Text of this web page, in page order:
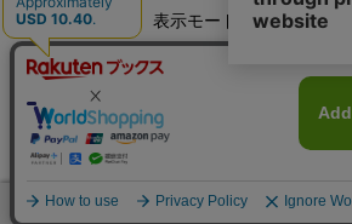
表示モード モバイル
企業情報 個人情報保護方針
特